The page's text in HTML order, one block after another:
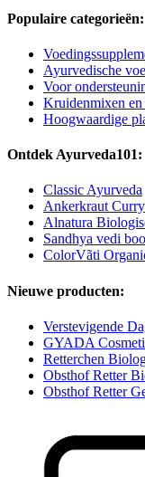
Populaire categorieën:
Ayurvedische
Voor
Kruidenmixen en
Hoogwaardige
Ontdek Ayurveda101:
Classic Ayurveda
Ankerkraut
Alnatura
Sandhya vedi
ColorVãti
Nieuwe producten:
Verstevigende
GYADA
Retterchen
Obsthof Retter
Obsthof Retter